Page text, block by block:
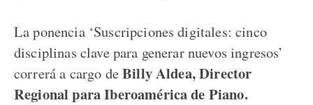
La ponencia ‘Suscripciones digitales: cinco
disciplinas clave para generar nuevos ingresos’
correrá a cargo deBilly Aldea, Director
Regional para Iberoamérica de Piano.